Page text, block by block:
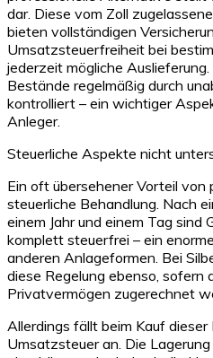
dar. Diese vom Zoll
bieten vollständigen
Umsatzsteuerfreiheit bei
jederzeit mögliche
Bestände regelmäßig durch
kontrolliert – ein wichtiger
Anleger.
Steuerliche Aspekte nicht
Ein oft übersehener Vorteil von
steuerliche Behandlung. Nach
einem Jahr und einem Tag sind
komplett steuerfrei – ein
anderen Anlageformen. Bei
diese Regelung ebenso, sofern
Privatvermögen zugerechnet
Allerdings fällt beim Kauf
Umsatzsteuer an. Die